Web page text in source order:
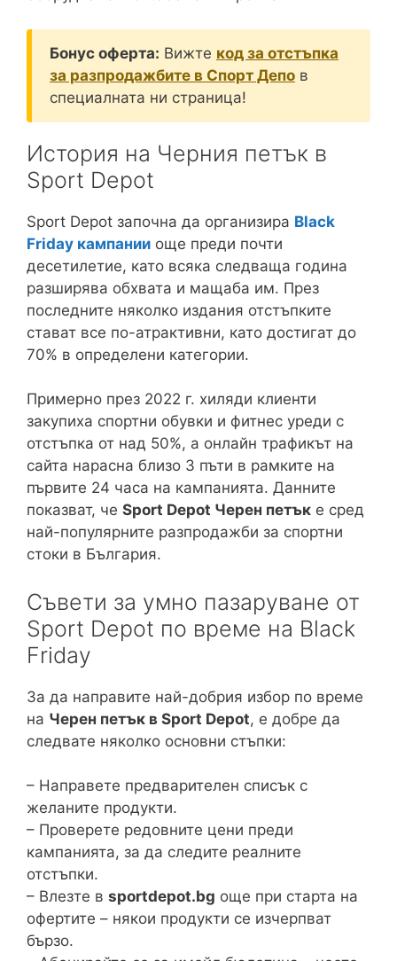
Бонус оферта: Вижте код за отстъпка
за разпродажбите в Спорт Депо в
специалната ни страница!
История на Черния петък в
Sport Depot
Sport Depot започна да организира Black
Friday кампании още преди почти
десетилетие, като всяка следваща година
разширява обхвата и мащаба им. През
последните няколко издания отстъпките
стават все по-атрактивни, като достигат до
70% в определени категории.
Примерно през 2022 г. хиляди клиенти
закупиха спортни обувки и фитнес уреди с
отстъпка от над 50%, а онлайн трафикът на
сайта нарасна близо 3 пъти в рамките на
първите 24 часа на кампанията. Данните
показват, че Sport Depot Черен петък е сред
най-популярните разпродажби за спортни
стоки в България.
Съвети за умно пазаруване от
Sport Depot по време на Black
Friday
За да направите най-добрия избор по време
на Черен петък в Sport Depot, е добре да
следвате няколко основни стъпки:
– Направете предварителен списък с
желаните продукти.
– Проверете редовните цени преди
кампанията, за да следите реалните
отстъпки.
– Влезте в sportdepot.bg още при старта на
офертите – някои продукти се изчерпват
бързо.